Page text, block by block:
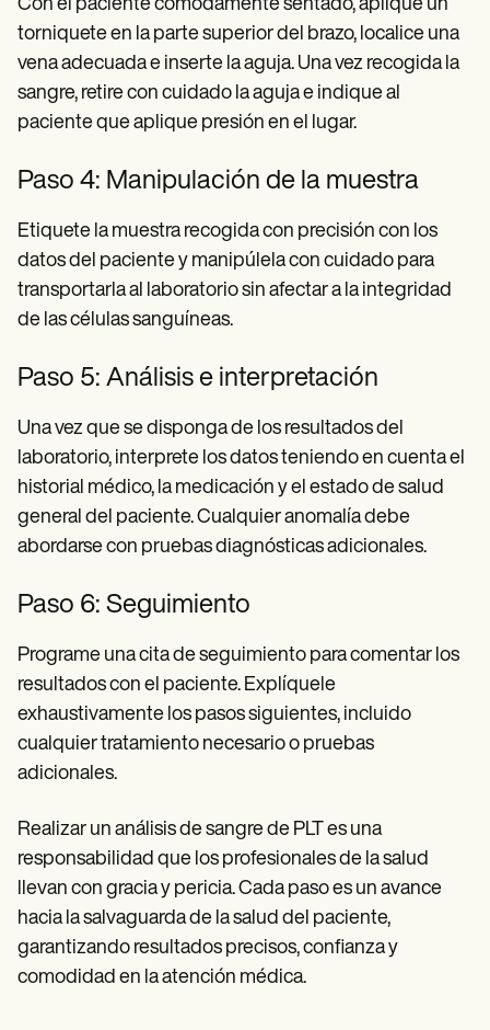
Con el paciente cómodamente sentado, aplique un
torniquete en la parte superior del brazo, localice una
vena adecuada e inserte la aguja. Una vez recogida la
sangre, retire con cuidado la aguja e indique al
paciente que aplique presión en el lugar.
Paso 4: Manipulación de la muestra
Etiquete la muestra recogida con precisión con los
datos del paciente y manipúlela con cuidado para
transportarla al laboratorio sin afectar a la integridad
de las células sanguíneas.
Paso 5: Análisis e interpretación
Una vez que se disponga de los resultados del
laboratorio, interprete los datos teniendo en cuenta el
historial médico, la medicación y el estado de salud
general del paciente. Cualquier anomalía debe
abordarse con pruebas diagnósticas adicionales.
Paso 6: Seguimiento
Programe una cita de seguimiento para comentar los
resultados con el paciente. Explíquele
exhaustivamente los pasos siguientes, incluido
cualquier tratamiento necesario o pruebas
adicionales.
Realizar un análisis de sangre de PLT es una
responsabilidad que los profesionales de la salud
llevan con gracia y pericia. Cada paso es un avance
hacia la salvaguarda de la salud del paciente,
garantizando resultados precisos, confianza y
comodidad en la atención médica.